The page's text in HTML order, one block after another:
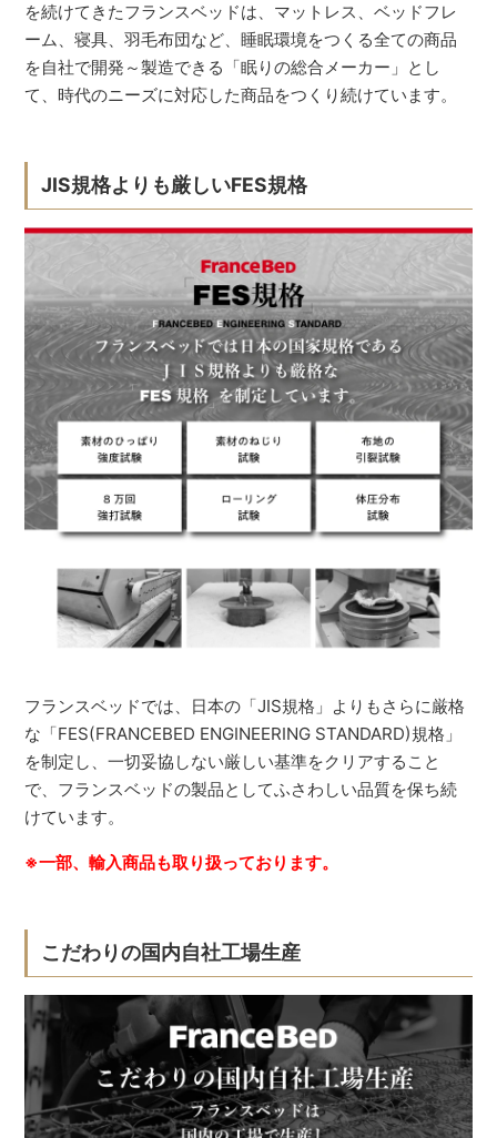
を続けてきたフランスベッドは、マットレス、ベッドフレ
ーム、寝具、羽毛布団など、睡眠環境をつくる全ての商品
を自社で開発～製造できる「眠りの総合メーカー」とし
て、時代のニーズに対応した商品をつくり続けています。
JIS規格よりも厳しいFES規格
フランスベッドでは、日本の「JIS規格」よりもさらに厳格
な「FES(FRANCEBED ENGINEERING STANDARD)規格」
を制定し、一切妥協しない厳しい基準をクリアすること
で、フランスベッドの製品としてふさわしい品質を保ち続
けています。
※一部、輸入商品も取り扱っております。
こだわりの国内自社工場生産